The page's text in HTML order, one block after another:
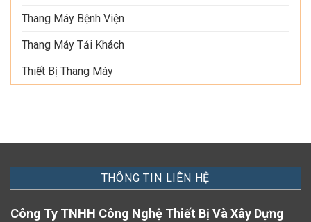
Thang Máy Bệnh Viện
Thang Máy Tải Khách
Thiết Bị Thang Máy
THÔNG TIN LIÊN HỆ
Công Ty TNHH Công Nghệ Thiết Bị Và Xây Dựng